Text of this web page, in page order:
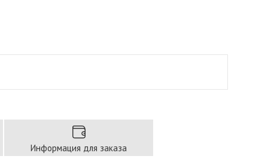
Информация для заказа